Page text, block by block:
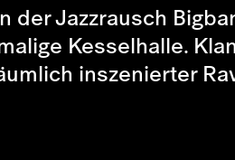
der Jazzrausch
Kesselhalle.
inszenierter